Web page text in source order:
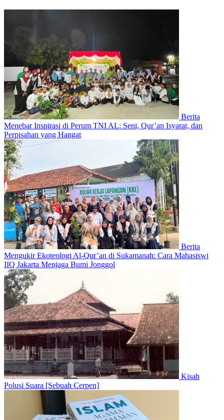
Berita
Menebar Inspirasi di Perum TNI AL: Seni, Qur’an Isyarat, dan
Perpisahan yang Hangat
Berita
Mengukir Ekoteologi Al-Qur’an di Sukamanah: Cara Mahasiswi
IIQ Jakarta Menjaga Bumi Jonggol
Kisah
Polusi Suara [Sebuah Cerpen]